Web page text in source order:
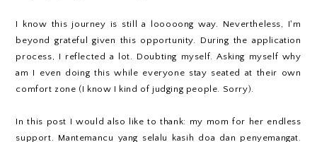
I know this journey is still a looooong way. Nevertheless, I'm
beyond grateful given this opportunity. During the application
process, I reflected a lot. Doubting myself. Asking myself why
am I even doing this while everyone stay seated at their own
comfort zone (I know I kind of judging people. Sorry).
In this post I would also like to thank: my mom for her endless
support. Mantemancu yang selalu kasih doa dan penyemangat.